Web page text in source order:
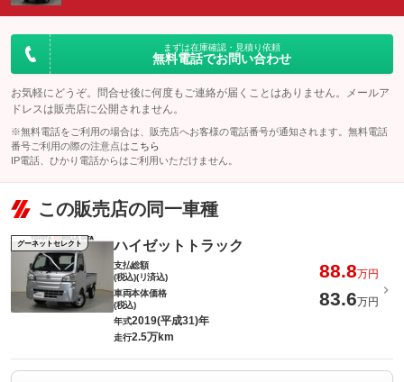
まずは在庫確認・見積り依頼
無料電話でお問い合わせ
お気軽にどうぞ。問合せ後に何度もご連絡が届くことはありません。メールア
ドレスは販売店に公開されません。
※無料電話をご利用の場合は、販売店へお客様の電話番号が通知されます。無料電話
番号ご利用の際の注意点は こちら
IP電話、ひかり電話からはご利用いただけません。
この販売店の同一車種
グーネットセレクト ハイゼットトラック
支払総額
(税込)(リ済込)
88.8万円
車両本体価格
(税込)
83.6万円
年式2019(平成31)年
走行2.5万km